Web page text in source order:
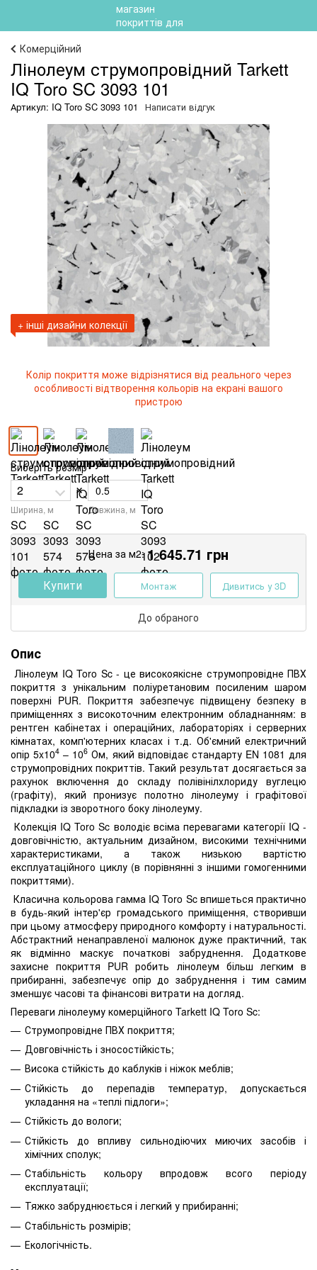
Комерційний
Лінолеум струмопровідний Tarkett
IQ Toro SC 3093 101
Артикул: IQ Toro SC 3093 101 Написати відгук
+ інші дизайни колекції
Колір покриття може відрізнятися від реального через
особливості відтворення кольорів на екрані вашого
пристрою
Виберіть розмір
Ширина, м
×
Довжина, м
Цена за м2:1 645.71 грн
Купити Монтаж Дивитись у 3D
До обраного
Опис
Лінолеум IQ Toro Sc - це високоякісне струмопровідне ПВХ
покриття з унікальним поліуретановим посиленим шаром
поверхні PUR. Покриття забезпечує підвищену безпеку в
приміщеннях з високоточним електронним обладнанням: в
рентген кабінетах і операційних, лабораторіях і серверних
кімнатах, комп'ютерних класах і т.д. Об'ємний електричний
опір 5x104 – 106 Ом, який відповідає стандарту EN 1081 для
струмопровідних покриттів. Такий результат досягається за
рахунок включення до складу полівінілхлориду вуглецю
(графіту), який пронизує полотно лінолеуму і графітової
підкладки із зворотного боку лінолеуму.
Колекція IQ Toro Sc володіє всіма перевагами категорії IQ -
довговічністю, актуальним дизайном, високими технічними
характеристиками, а також низькою вартістю
експлуатаційного циклу (в порівнянні з іншими гомогенними
покриттями).
Класична кольорова гамма IQ Toro Sc впишеться практично
в будь-який інтер'єр громадського приміщення, створивши
при цьому атмосферу природного комфорту і натуральності.
Абстрактний ненаправленої малюнок дуже практичний, так
як відмінно маскує початкові забруднення. Додаткове
захисне покриття PUR робить лінолеум більш легким в
прибиранні, забезпечує опір до забруднення і тим самим
зменшує часові та фінансові витрати на догляд.
Переваги лінолеуму комерційного Tarkett IQ Toro Sc:
Струмопровідне ПВХ покриття;
Довговічність і зносостійкість;
Висока стійкість до каблуків і ніжок меблів;
Стійкість до перепадів температур, допускається
укладання на «теплі підлоги»;
Стійкість до вологи;
Стійкість до впливу сильнодіючих миючих засобів і
хімічних сполук;
Стабільність кольору впродовж всого періоду
експлуатації;
Тяжко забруднюється і легкий у прибиранні;
Стабільність розмірів;
Екологічність.